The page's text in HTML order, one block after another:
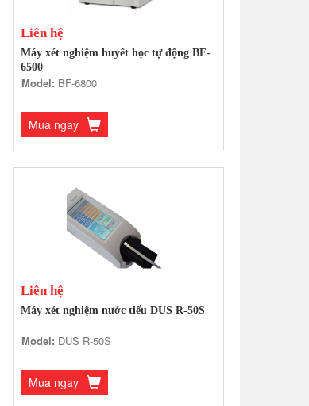
Liên hệ
Máy xét nghiệm huyết học tự động BF-
6500
Model: BF-6800
Mua ngay
Liên hệ
Máy xét nghiệm nước tiểu DUS R-50S
Model: DUS R-50S
Mua ngay